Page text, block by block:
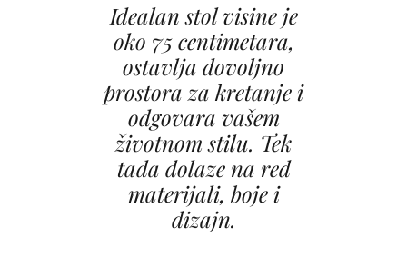
Idealan stol visine je
oko 75 centimetara,
ostavlja dovoljno
prostora za kretanje i
odgovara vašem
životnom stilu. Tek
tada dolaze na red
materijali, boje i
dizajn.